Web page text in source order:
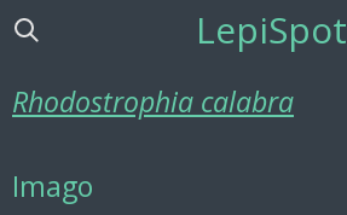
Ga
de
LepiSpot
Rhodostrophia calabra
Imago